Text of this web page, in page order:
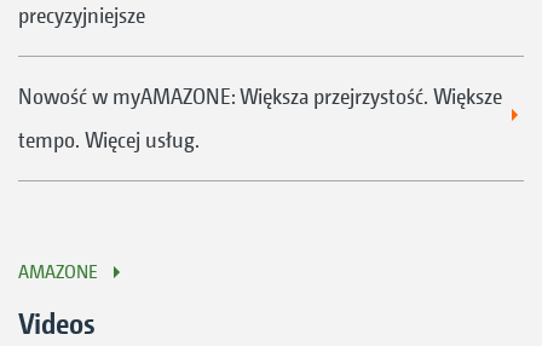
precyzyjniejsze
Nowość w myAMAZONE: Większa przejrzystość. Większe
tempo. Więcej usług.
AMAZONE
Videos